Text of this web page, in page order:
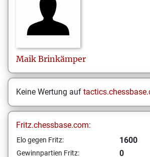
Maik Brinkämper
Keine Wertung auf
Fritz.chessbase.com:
Elo gegen Fritz: 1600
Gewinnpartien Fritz: 0